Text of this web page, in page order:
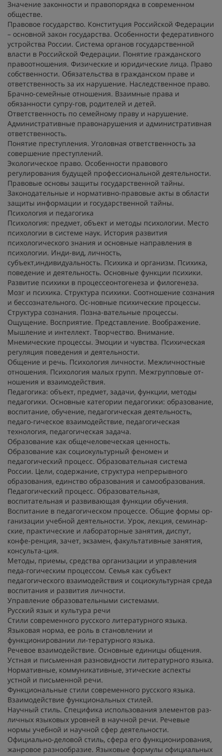
Значение законности и правопорядка в современном
обществе.
Правовое государство. Конституция Российской Федерации
– основной закон государства. Особенности федеративного
устройства России. Система органов государственной
власти в Российской Федерации. Понятие гражданского
правоотношения. Физические и юридические лица. Право
собственности. Обязательства в гражданском праве и
ответственность за их нарушение. Наследственное право.
Брачно-семейные отношения. Взаимные права и
обязанности супру-гов, родителей и детей.
Ответственность по семейному праву и нарушение.
Административные правонарушения и административная
ответственность.
Понятие преступления. Уголовная ответственность за
совершение преступлений.
Экологическое право. Особенности правового
регулирования будущей профессиональной деятельности.
Правовые основы защиты государственной тайны.
Законодательные и нормативно-правовые акты в области
защиты информации и государственной тайны.
Психология и педагогика
Психология: предмет, объект и методы психологии. Место
психологии в системе наук. История развития
психологического знания и основные направления в
психологии. Инди-вид, личность,
субъект,индивидуальность. Психика и организм. Психика,
поведение и деятельность. Основные функции психики.
Развитие психики в процессеонтогенеза и филогенеза.
Мозг и психика. Структура психики. Соотношение сознания
и бессознательного. Ос-новные психические процессы.
Структура сознания. Позна-вательные процессы.
Ощущение. Восприятие. Представление. Воображение.
Мышление и интеллект. Творчество. Внимание.
Мнемические процессы. Эмоции и чувства. Психическая
регуляция поведения и деятельности.
Общение и речь. Психология личности. Межличностные
отношения. Психология малых групп. Межгрупповые от-
ношения и взаимодействия.
Педагогика: объект, предмет, задачи, функции, методы
педагогики. Основные категории педагогики: образование,
воспитание, обучение, педагогическая деятельность,
педаго-гическое взаимодействие, педагогическая
технология, педагогическая задача.
Образование как общечеловеческая ценность.
Образование как социокультурный феномен и
педагогический процесс. Образовательная система
России. Цели, содержание, структура непрерывного
образования, единство образования и самообразования.
Педагогический процесс. Образовательная,
воспитательная и развивающая функции обучения.
Воспитание в педагогическом процессе. Общие формы ор-
ганизации учебной деятельности. Урок, лекция, семинар-
ские, практические и лабораторные занятия, диспут,
конфе-ренция, зачет, экзамен, факультативные занятия,
консульта-ция.
Методы, приемы, средства организации и управления
педа-гогическим процессом. Семья как субъект
педагогического взаимодействия и социокультурная среда
воспитания и развития личности.
Управление образовательными системами.
Русский язык и культура речи
Стили современного русского литературного языка.
Языковая норма, ее роль в становлении и
функционировании ли-тературного языка.
Речевое взаимодействие. Основные единицы общения.
Устная и письменная разновидности литературного языка.
Нормативные, коммуникативные, этические аспекты
устной и письменной речи.
Функциональные стили современного русского языка.
Взаимодействие функциональных стилей.
Научный стиль. Специфика использования элементов раз-
личных языковых уровней в научной речи. Речевые
нормы учебной и научной сфер деятельности.
Официально-деловой стиль, сфера его функционирования,
жанровое разнообразие. Языковые формулы официальных